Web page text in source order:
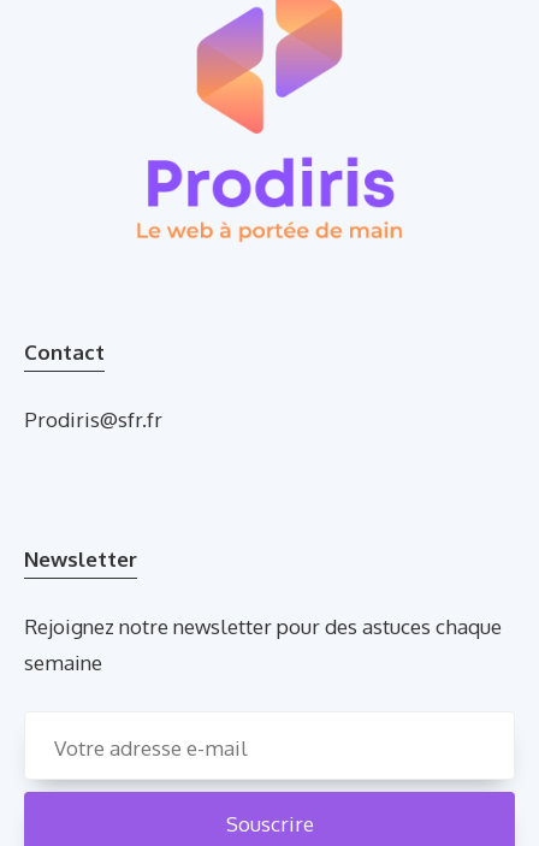
Contact
Prodiris@sfr.fr
Newsletter
Rejoignez notre newsletter pour des astuces chaque
semaine